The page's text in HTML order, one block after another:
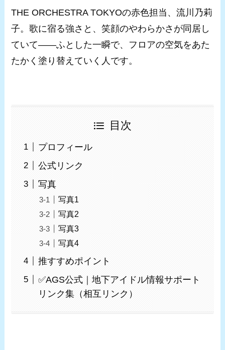
THE ORCHESTRA TOKYOの赤色担当、流川乃莉
子。歌に宿る強さと、笑顔のやわらかさが同居し
ていて――ふとした一瞬で、フロアの空気をあた
たかく塗り替えていく人です。
目次
プロフィール
公式リンク
写真
写真1
写真2
写真3
写真4
推すすめポイント
✅AGS公式｜地下アイドル情報サポート
リンク集（相互リンク）